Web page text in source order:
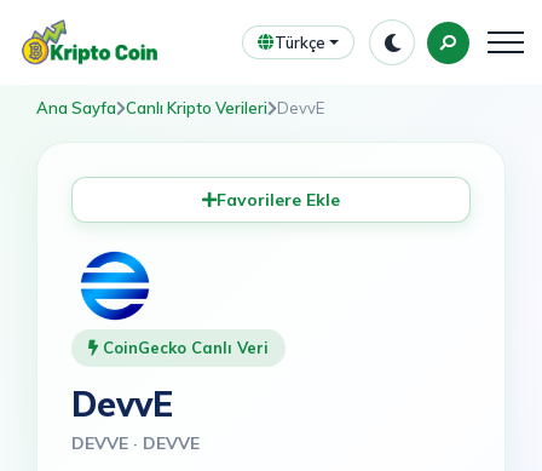
Türkçe
Ana Sayfa Canlı Kripto Verileri DevvE
Favorilere Ekle
CoinGecko Canlı Veri
DevvE
DEVVE · DEVVE